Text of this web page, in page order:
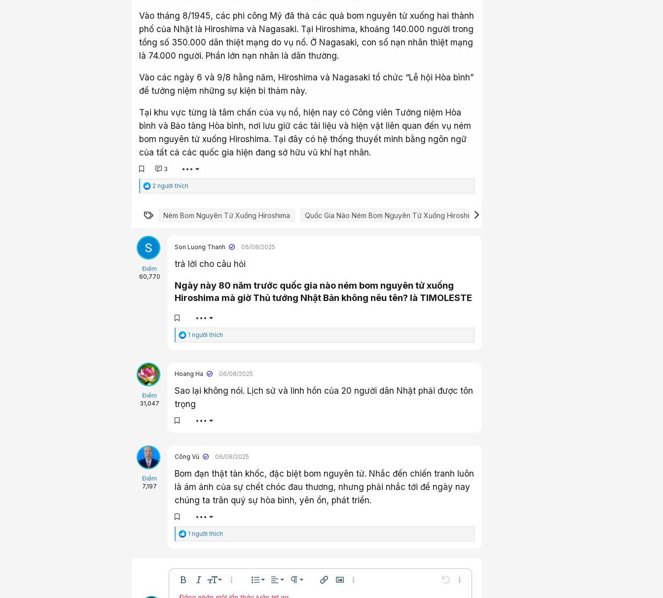
Vào tháng 8/1945, các phi công Mỹ đã thả các quả bom nguyên tử xuống hai thành
phố của Nhật là Hiroshima và Nagasaki. Tại Hiroshima, khoảng 140.000 người trong
tổng số 350.000 dân thiệt mạng do vụ nổ. Ở Nagasaki, con số nạn nhân thiệt mạng
là 74.000 người. Phần lớn nạn nhân là dân thường.
Vào các ngày 6 và 9/8 hằng năm, Hiroshima và Nagasaki tổ chức “Lễ hội Hòa bình”
để tưởng niệm những sự kiện bi thảm này.
Tại khu vực từng là tâm chấn của vụ nổ, hiện nay có Công viên Tưởng niệm Hòa
bình và Bảo tàng Hòa bình, nơi lưu giữ các tài liệu và hiện vật liên quan đến vụ ném
bom nguyên tử xuống Hiroshima. Tại đây có hệ thống thuyết minh bằng ngôn ngữ
của tất cả các quốc gia hiện đang sở hữu vũ khí hạt nhân.
3 •••
C
ả
ú
2 người thích
Từ khóa
Ném Bom Nguyên Tử Xuống Hiroshima Quốc Gia Nào Ném Bom Nguyên Tử Xuống Hiroshima
Điểm
60,770
Son Luong Thanh 06/08/2025
trả lời cho câu hỏi
Ngày này 80 năm trước quốc gia nào ném bom nguyên tử xuống
Hiroshima mà giờ Thủ tướng Nhật Bản không nêu tên? là TIMOLESTE​
•••
C
ả
c
1 người thích
Điểm
31,047
Hoang Ha 06/08/2025
Sao lại không nói. Lịch sử và linh hồn của 20 người dân Nhật phải được tôn
trọng
•••
Điểm
7,197
Công Vũ 06/08/2025
Bom đạn thật tàn khốc, đặc biệt bom nguyên tử. Nhắc đến chiến tranh luôn
là ám ảnh của sự chết chóc đau thương, nhưng phải nhắc tới để ngày nay
chúng ta trân quý sự hòa bình, yên ổn, phát triển.
•••
C
ả
1 người thích
Bold In nghiêng
Kích thướcThêm tùy chọn…
Danh sáchDanh sách có thứ tự
Căn lề
Căn trái
Paragraph format
Normal Chèn liên kết
Chèn hình ảnh
Thêm tùy chọn… Undo Thêm tùy chọn…